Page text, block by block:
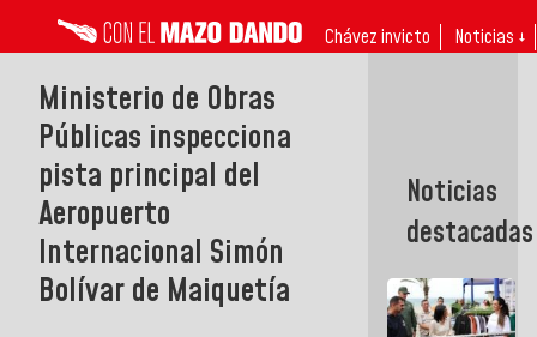
Chávez invicto Noticias ↓
Ministerio de Obras
Públicas inspecciona
pista principal del
Aeropuerto
Internacional Simón
Bolívar de Maiquetía
Noticias
destacadas